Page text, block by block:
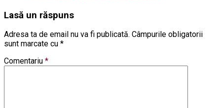
Lasă un răspuns
Adresa ta de email nu va fi publicată. Câmpurile obligatorii
sunt marcate cu *
Comentariu *